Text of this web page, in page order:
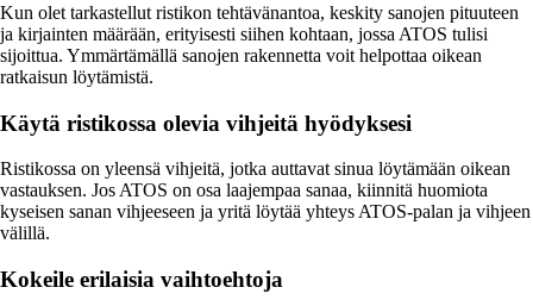
Kun olet tarkastellut ristikon tehtävänantoa, keskity sanojen pituuteen
ja kirjainten määrään, erityisesti siihen kohtaan, jossa ATOS tulisi
sijoittua. Ymmärtämällä sanojen rakennetta voit helpottaa oikean
ratkaisun löytämistä.
Käytä ristikossa olevia vihjeitä hyödyksesi
Ristikossa on yleensä vihjeitä, jotka auttavat sinua löytämään oikean
vastauksen. Jos ATOS on osa laajempaa sanaa, kiinnitä huomiota
kyseisen sanan vihjeeseen ja yritä löytää yhteys ATOS-palan ja vihjeen
välillä.
Kokeile erilaisia vaihtoehtoja